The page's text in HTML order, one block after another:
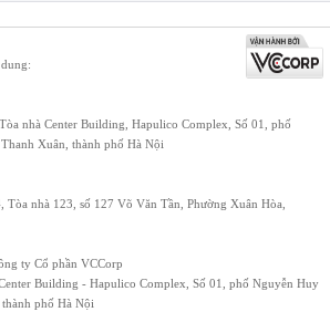
nhà Center Building, Hapulico Complex, Số 01, phố
Xuân, thành phố Hà Nội
Tòa nhà 123, số 127 Võ Văn Tần, Phường Xuân Hòa,
ty Cổ phần VCCorp
Building - Hapulico Complex, Số 01, phố Nguyễn Huy
phố Hà Nội